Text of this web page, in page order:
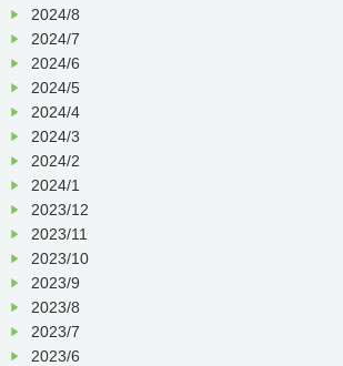
2024/8
2024/7
2024/6
2024/5
2024/4
2024/3
2024/2
2024/1
2023/12
2023/11
2023/10
2023/9
2023/8
2023/7
2023/6